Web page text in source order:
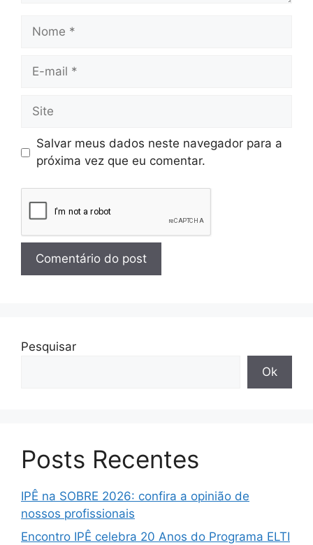
Salvar meus dados neste navegador para a
próxima vez que eu comentar.
Pesquisar
Ok
Posts Recentes
IPÊ na SOBRE 2026: confira a opinião de
nossos profissionais
Encontro IPÊ celebra 20 Anos do Programa ELTI